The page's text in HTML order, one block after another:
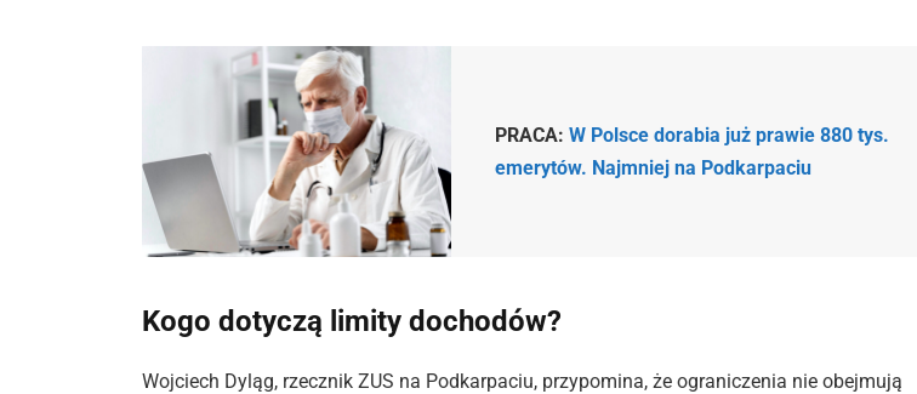
PRACA:W Polsce dorabia już prawie 880 tys.
emerytów. Najmniej na Podkarpaciu
Kogo dotyczą limity dochodów?
Wojciech Dyląg, rzecznik ZUS na Podkarpaciu, przypomina, że ograniczenia nie obejmują